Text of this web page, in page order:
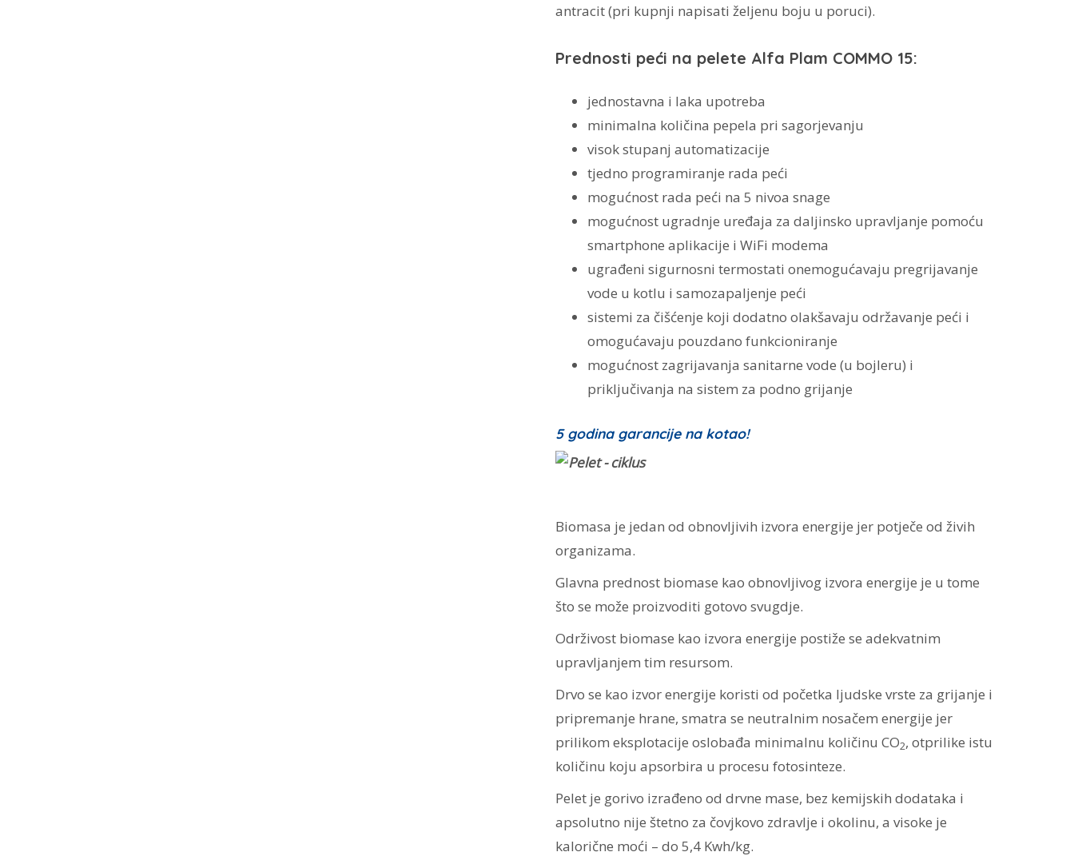
antracit (pri kupnji napisati željenu boju u poruci).
Prednosti peći na pelete Alfa Plam COMMO 15:
jednostavna i laka upotreba
minimalna količina pepela pri sagorjevanju
visok stupanj automatizacije
tjedno programiranje rada peći
mogućnost rada peći na 5 nivoa snage
mogućnost ugradnje uređaja za daljinsko upravljanje pomoću
smartphone aplikacije i WiFi modema
ugrađeni sigurnosni termostati onemogućavaju pregrijavanje
vode u kotlu i samozapaljenje peći
sistemi za čišćenje koji dodatno olakšavaju održavanje peći i
omogućavaju pouzdano funkcioniranje
mogućnost zagrijavanja sanitarne vode (u bojleru) i
priključivanja na sistem za podno grijanje
5 godina garancije na kotao!
Biomasa je jedan od obnovljivih izvora energije jer potječe od živih
organizama.
Glavna prednost biomase kao obnovljivog izvora energije je u tome
što se može proizvoditi gotovo svugdje.
Održivost biomase kao izvora energije postiže se adekvatnim
upravljanjem tim resursom.
Drvo se kao izvor energije koristi od početka ljudske vrste za grijanje i
pripremanje hrane, smatra se neutralnim nosačem energije jer
prilikom eksplotacije oslobađa minimalnu količinu CO2, otprilike istu
količinu koju apsorbira u procesu fotosinteze.
Pelet je gorivo izrađeno od drvne mase, bez kemijskih dodataka i
apsolutno nije štetno za čovjkovo zdravlje i okolinu, a visoke je
kalorične moći – do 5,4 Kwh/kg.